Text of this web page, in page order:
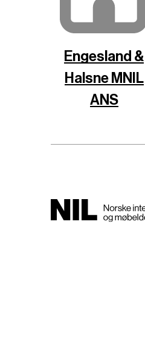
Engesland &
Halsne MNIL
ANS